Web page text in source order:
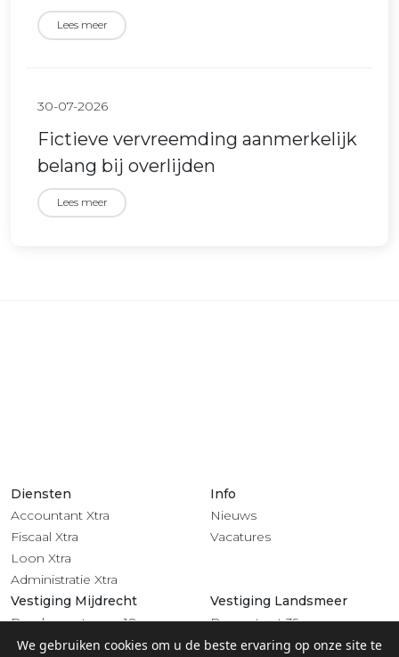
Lees meer
30-07-2026
Fictieve vervreemding aanmerkelijk
belang bij overlijden
Lees meer
Diensten
Accountant Xtra
Fiscaal Xtra
Loon Xtra
Administratie Xtra
Info
Nieuws
Vacatures
Vestiging Mijdrecht
Rendementsweg 18
3641 SL Mijdrecht
Vestiging Landsmeer
Dorpsstraat 39
1121 BV Landsmeer
We gebruiken cookies om u de beste ervaring op onze site te